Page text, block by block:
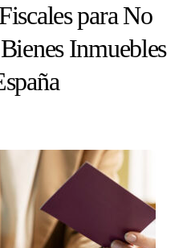
para No
Inmuebles